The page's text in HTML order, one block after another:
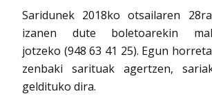
Saridunek 2018ko otsailaren
izanen dute boletoarekin
jotzeko (948 63 41 25). Egun
zenbaki sarituak agertzen,
geldituko dira.